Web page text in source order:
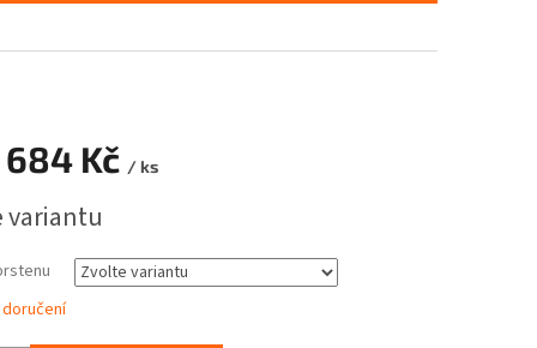
684 Kč / ks
variantu